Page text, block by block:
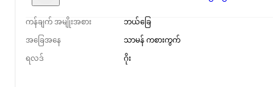
ကန်ချက် အမျိုးအစား ဘယ်ခြေ
အခြေအနေ သာမန် ကစားကွက်
ရလဒ် ဂိုး